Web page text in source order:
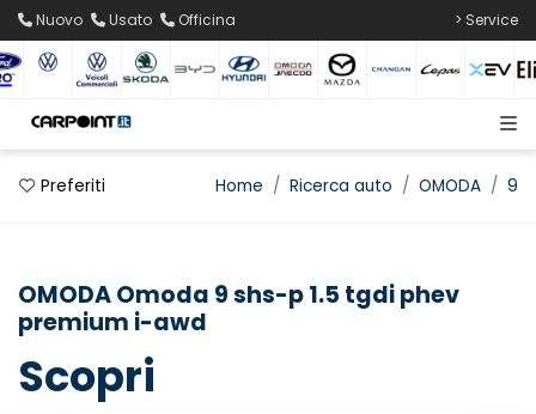
Nuovo Usato Officina > Service
Preferiti Home Ricerca auto OMODA 9
OMODA Omoda 9 shs-p 1.5 tgdi phev
premium i-awd
Scopri